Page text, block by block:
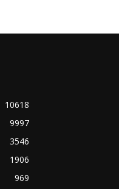
10618
9997
3546
1906
969